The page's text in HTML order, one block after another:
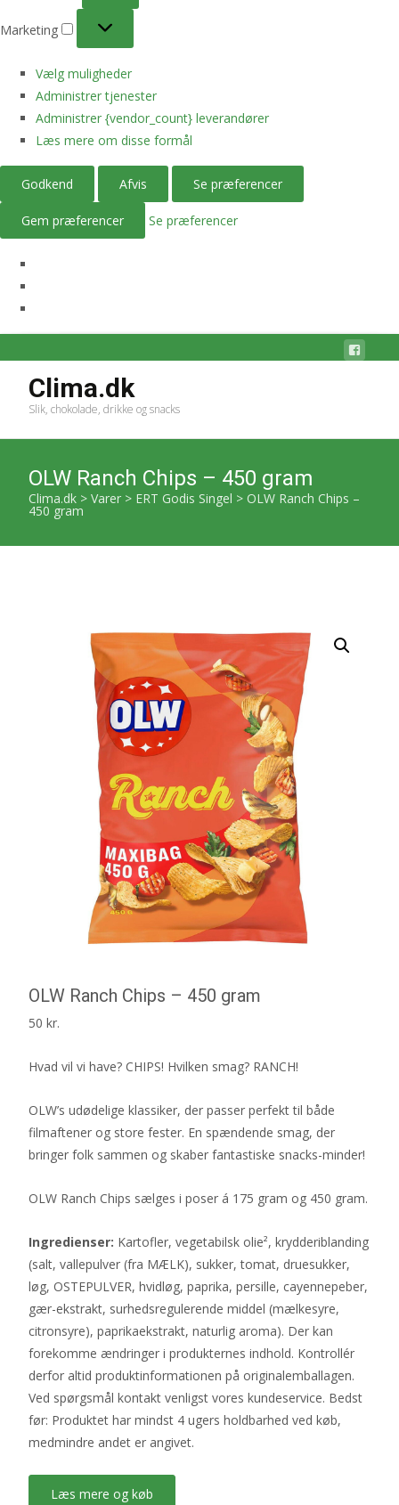
Marketing
Vælg muligheder
Administrer tjenester
Administrer {vendor_count} leverandører
Læs mere om disse formål
Godkend Afvis Se præferencer
Gem præferencer Se præferencer
Clima.dk
Slik, chokolade, drikke og snacks
OLW Ranch Chips – 450 gram
Clima.dk > Varer > ERT Godis Singel > OLW Ranch Chips –
450 gram
OLW Ranch Chips – 450 gram
50 kr.
Hvad vil vi have? CHIPS! Hvilken smag? RANCH!
OLW’s udødelige klassiker, der passer perfekt til både
filmaftener og store fester. En spændende smag, der
bringer folk sammen og skaber fantastiske snacks-minder!
OLW Ranch Chips sælges i poser á 175 gram og 450 gram.
Ingredienser: Kartofler, vegetabilsk olie², krydderiblanding
(salt, vallepulver (fra MÆLK), sukker, tomat, druesukker,
løg, OSTEPULVER, hvidløg, paprika, persille, cayennepeber,
gær-ekstrakt, surhedsregulerende middel (mælkesyre,
citronsyre), paprikaekstrakt, naturlig aroma). Der kan
forekomme ændringer i produkternes indhold. Kontrollér
derfor altid produktinformationen på originalemballagen.
Ved spørgsmål kontakt venligst vores kundeservice. Bedst
før: Produktet har mindst 4 ugers holdbarhed ved køb,
medmindre andet er angivet.
Læs mere og køb